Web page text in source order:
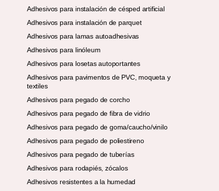
Adhesivos para instalación de césped artificial
Adhesivos para instalación de parquet
Adhesivos para lamas autoadhesivas
Adhesivos para linóleum
Adhesivos para losetas autoportantes
Adhesivos para pavimentos de PVC, moqueta y
textiles
Adhesivos para pegado de corcho
Adhesivos para pegado de fibra de vidrio
Adhesivos para pegado de goma/caucho/vinilo
Adhesivos para pegado de poliestireno
Adhesivos para pegado de tuberías
Adhesivos para rodapiés, zócalos
Adhesivos resistentes a la humedad